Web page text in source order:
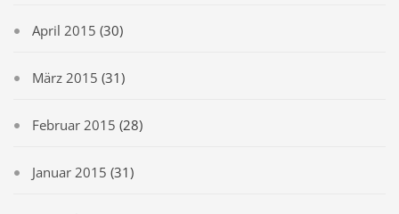
April 2015 (30)
März 2015 (31)
Februar 2015 (28)
Januar 2015 (31)